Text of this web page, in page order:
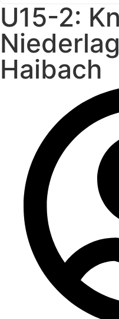
U15-2:
Haibach